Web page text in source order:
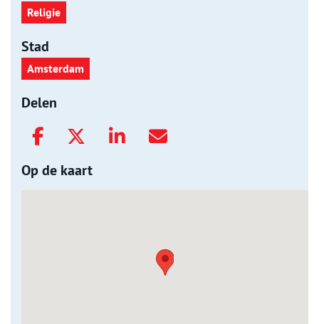
Religie
Stad
Amsterdam
Delen
Op de kaart